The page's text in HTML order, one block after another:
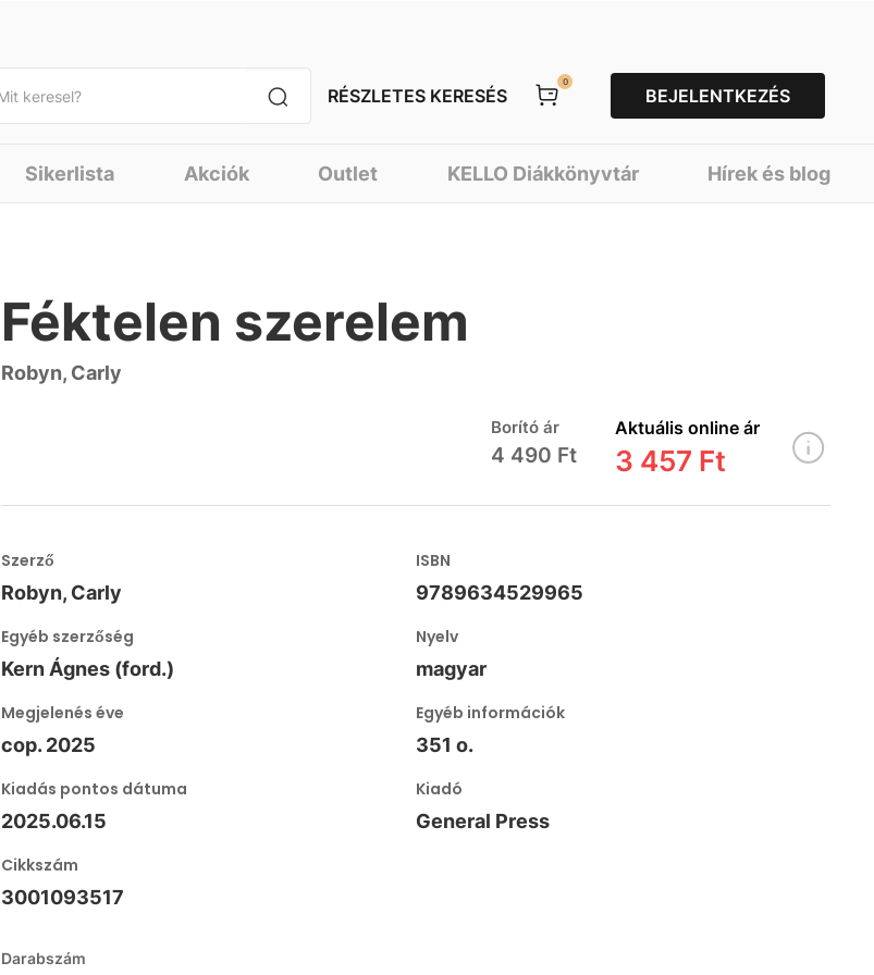
RÉSZLETES KERESÉS
0
BEJELENTKEZÉS
Sikerlista Akciók Outlet KELLO Diákkönyvtár Hírek és blog
Féktelen szerelem
Robyn, Carly
Borító ár
4 490 Ft
Aktuális online ár
3 457 Ft
Szerző
Robyn, Carly
ISBN
9789634529965
Egyéb szerzőség
Kern Ágnes (ford.)
Nyelv
magyar
Megjelenés éve
cop. 2025
Egyéb információk
351 o.
Kiadás pontos dátuma
2025.06.15
Kiadó
General Press
Cikkszám
3001093517
Darabszám